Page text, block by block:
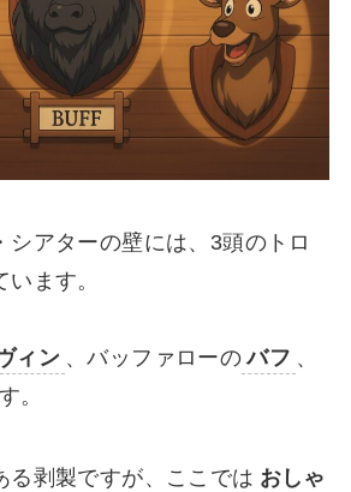
シアターの壁には、3頭のトロ
ます。
ィン 、バッファローの バフ 、
。
る剥製ですが、ここでは おしゃ